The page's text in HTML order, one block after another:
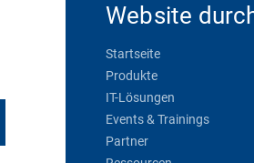
Website
Startseite
Produkte
IT-Lösungen
Events & Trainings
Partner